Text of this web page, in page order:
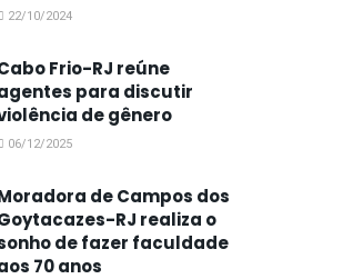
22/10/2024
Frio-RJ reúne
para discutir
de gênero
06/12/2025
de Campos dos
RJ realiza o
de fazer faculdade
70 anos